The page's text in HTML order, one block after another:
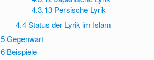
4.3.13 Persische Lyrik
4.4 Status der Lyrik im Islam
5Gegenwart
6 Beispiele